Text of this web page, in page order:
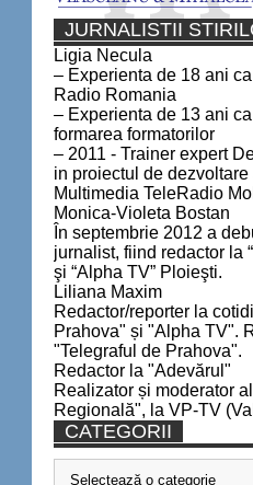
JURNALISTII
Ligia Necula
– Experienta de 18 ani
Radio Romania
– Experienta de 13 ani
formarea formatorilor
– 2011 - Trainer expert
in proiectul de
Multimedia TeleRadio
Monica-Violeta Bostan
În septembrie 2012 a
jurnalist, fiind redactor la
şi “Alpha TV” Ploieşti.
Liliana Maxim
Redactor/reporter la
Prahova" și "Alpha TV".
"Telegraful de Prahova".
Redactor la "Adevărul"
Realizator și moderator
Regională", la VP-TV
CATEGORII
Categorii